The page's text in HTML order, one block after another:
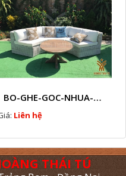
BO-GHE-GOC-NHUA-MAY-HTT - SG4
Liên hệ
THÁI TÚ